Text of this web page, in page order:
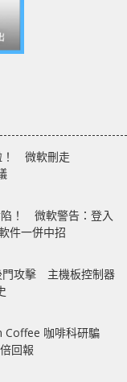
！ 微軟刪走
！ 微軟警告：登入
件一併中招
門攻擊 主機板控制器
Coffee 咖啡科研騙
回報